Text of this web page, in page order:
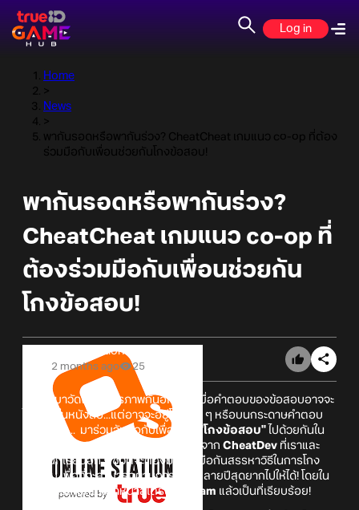
Log in
Home
>
News
>
พากันรอดหรือพากันร่วง? CheatCheat เกมแนว co-op ที่ต้อง
ร่วมมือกับเพื่อนช่วยกันโกงข้อสอบ!
พากันรอดหรือพากันร่วง?
CheatCheat เกมแนว co-op ที่
ต้องร่วมมือกับเพื่อนช่วยกัน
โกงข้อสอบ!
Online Station
2 months ago
25
เตรียมมาวัดพลังมิตรภาพกันอีกเกม! เมื่อคำตอบของข้อสอบอาจจะ
ไม่ได้อยู่ในหนังสือ...แต่อาจจะอยู่โต๊ะข้าง ๆ หรือบนกระดาษคำตอบ
ของเพื่อน... มาร่วมจับมือกับเพื่อนและ
"โกงข้อสอบ" ไปด้วยกันใน
CheatCheat เกมแนว Co-op ตัวใหม่จาก CheatDev ที่เราและ
เพื่อนนักเรียนอีก 5 ชีวิตจะต้องมาร่วมมือกันสรรหาวิธีในการโกง
ข้อสอบ เพื่อที่จะสามารถผ่านการสอบปลายปีสุดยากไปให้ได้! โดยใน
ตอนนี้ตัวเกมก็ได้เปิดหน้าสโตร์บน
Steam แล้วเป็นที่เรียบร้อย!